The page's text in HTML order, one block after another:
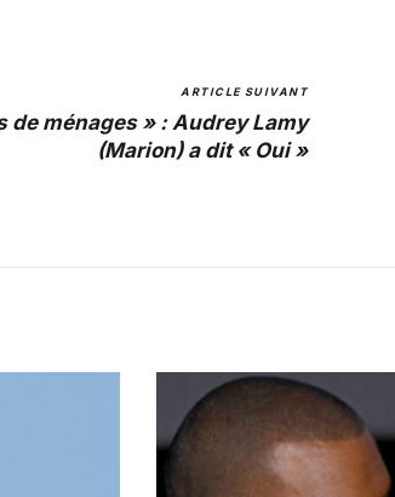
ARTICLE SUIVANT
de ménages » : Audrey Lamy
(Marion) a dit « Oui »